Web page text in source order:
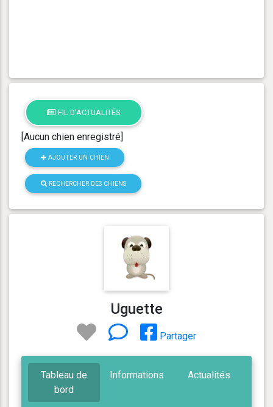
FIL D'ACTUALITÉS
[Aucun chien enregistré]
AJOUTER UN CHIEN
RECHERCHER DES CHIENS
Uguette
Partager
Tableau de
bord
Informations Actualités